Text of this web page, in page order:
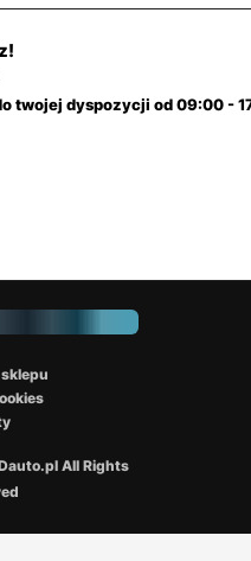
twojej dyspozycji od 09:00 -
All Rights